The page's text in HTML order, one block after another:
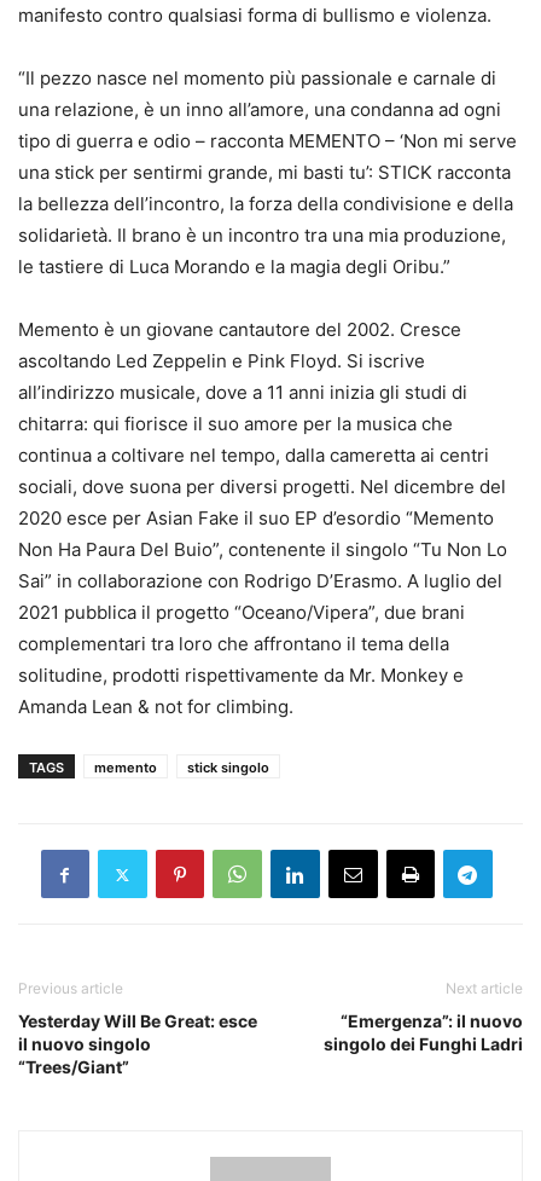
manifesto contro qualsiasi forma di bullismo e violenza.
“Il pezzo nasce nel momento più passionale e carnale di
una relazione, è un inno all’amore, una condanna ad ogni
tipo di guerra e odio – racconta MEMENTO – ‘Non mi serve
una stick per sentirmi grande, mi basti tu’: STICK racconta
la bellezza dell’incontro, la forza della condivisione e della
solidarietà. Il brano è un incontro tra una mia produzione,
le tastiere di Luca Morando e la magia degli Oribu.”
Memento è un giovane cantautore del 2002. Cresce
ascoltando Led Zeppelin e Pink Floyd. Si iscrive
all’indirizzo musicale, dove a 11 anni inizia gli studi di
chitarra: qui fiorisce il suo amore per la musica che
continua a coltivare nel tempo, dalla cameretta ai centri
sociali, dove suona per diversi progetti. Nel dicembre del
2020 esce per Asian Fake il suo EP d’esordio “Memento
Non Ha Paura Del Buio”, contenente il singolo “Tu Non Lo
Sai” in collaborazione con Rodrigo D’Erasmo. A luglio del
2021 pubblica il progetto “Oceano/Vipera”, due brani
complementari tra loro che affrontano il tema della
solitudine, prodotti rispettivamente da Mr. Monkey e
Amanda Lean & not for climbing.
TAGS memento stick singolo
Previous article
Yesterday Will Be Great: esce
il nuovo singolo
“Trees/Giant”
Next article
“Emergenza”: il nuovo
singolo dei Funghi Ladri